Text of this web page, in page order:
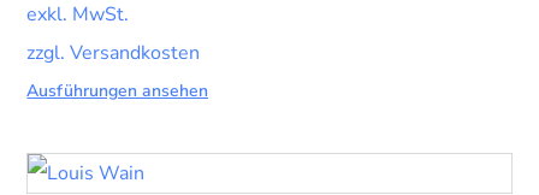
exkl. MwSt.
zzgl. Versandkosten
Ausführungen ansehen